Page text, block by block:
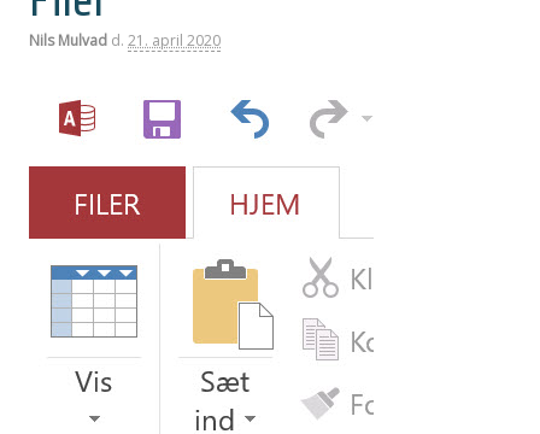
Nils Mulvad d.21. april 2020